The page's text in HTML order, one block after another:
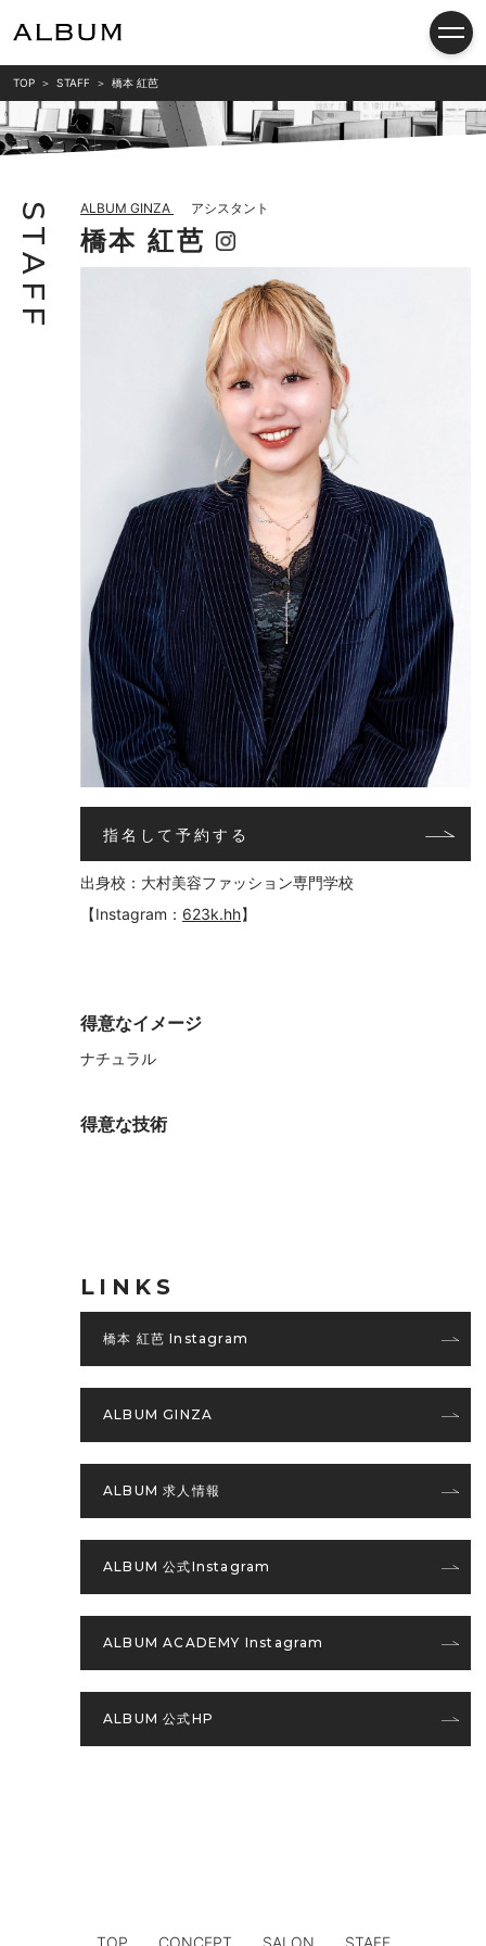
TOP STAFF 橋本 紅芭
S
T
A
F
F
橋本 紅芭
ALBUM GINZA アシスタント
指名して予約する
出身校：大村美容ファッション専門学校
【Instagram： 623k.hh】
得意なイメージ
ナチュラル
得意な技術
LINKS
橋本 紅芭 Instagram
ALBUM GINZA
ALBUM 求人情報
ALBUM 公式Instagram
ALBUM ACADEMY Instagram
ALBUM 公式HP